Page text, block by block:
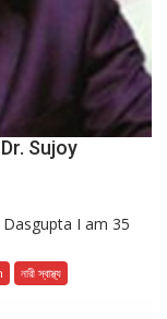
Sujoy
I am 35
নারী স্বাস্থ্য